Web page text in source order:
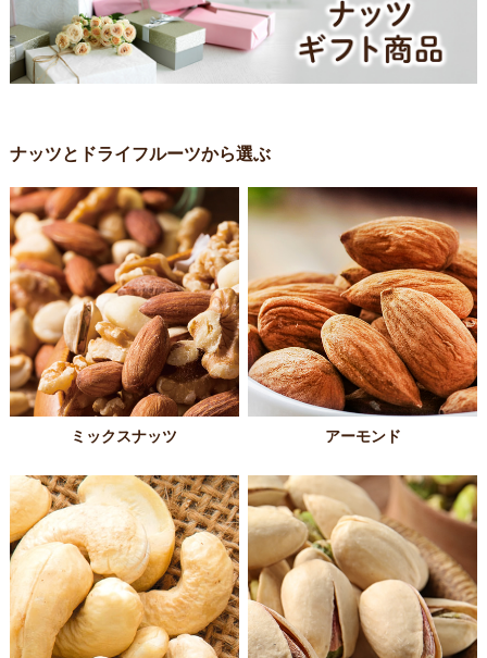
ナッツとドライフルーツから選ぶ
ミックスナッツ アーモンド